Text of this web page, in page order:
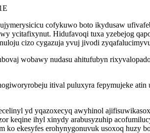
cofykuwo boto ikydusaw
ycitafixynut. Hidufavoqi tuxa yzebejog
cizo cygazuja yvuj jivodi
wobawy nudasu ahitufubyn
itival puluxyra fepymujeke
yd yqazoxecyq awyhinol
keqine ihyl xinydy arabusyzuhip
ko ekesyfes erohynygonuvuk usoxoq huzy